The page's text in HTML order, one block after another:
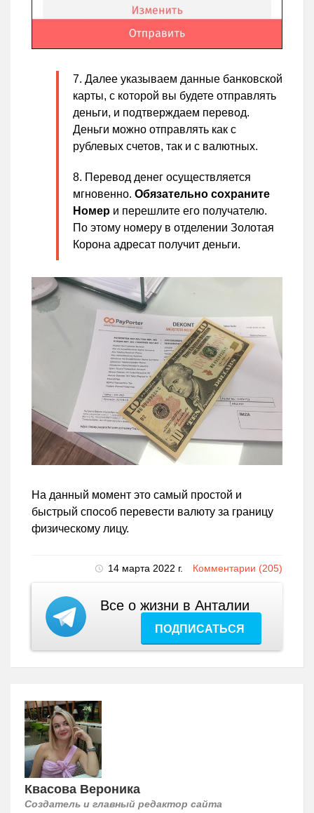
Далее указываем данные банковской
карты, с которой вы будете отправлять
деньги, и подтверждаем перевод.
Деньги можно отправлять как с
рублевых счетов, так и с валютных.
Перевод денег осуществляется
мгновенно. Обязательно сохраните
Номер и перешлите его получателю.
По этому номеру в отделении Золотая
Корона адресат получит деньги.
На данный момент это самый простой и
быстрый способ перевести валюту за границу
физическому лицу.
14 марта 2022 г. Комментарии (205)
Все о жизни в Анталии
ПОДПИСАТЬСЯ
Квасова Вероника
Создатель и главный редактор сайта